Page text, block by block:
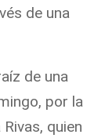
de una
de una
por la
quien